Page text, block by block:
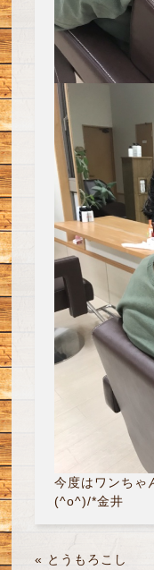
今度はワンちゃ
(^o^)/*金井
« とうもろこし